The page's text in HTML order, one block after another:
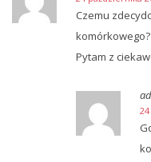
Czemu
Pytam z